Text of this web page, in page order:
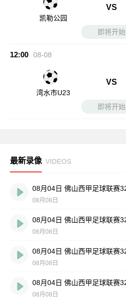
凯勒公园
VS
即将开始
12:00 08-08
湾水市U23
VS
即将开始
最新录像 VIDEOS
08月08日
08月08日
08月08日
08月08日